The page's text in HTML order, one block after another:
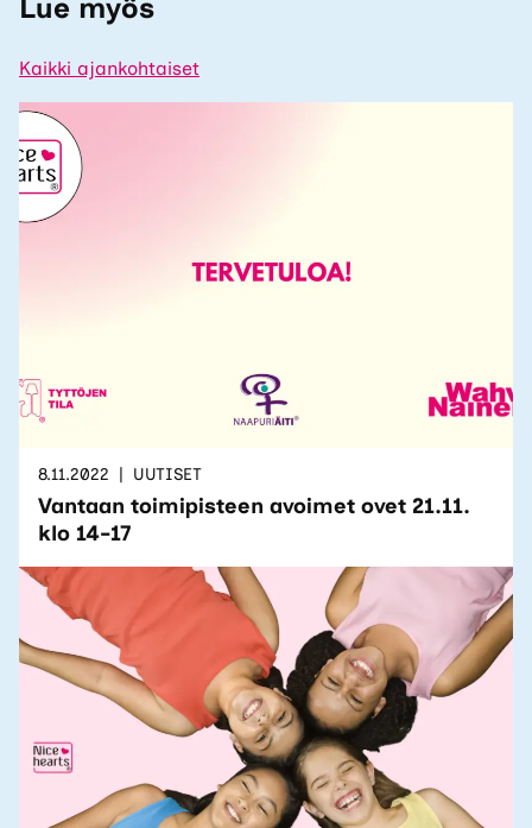
Lue myös
Kaikki ajankohtaiset
8.11.2022 UUTISET
Vantaan toimipisteen avoimet ovet 21.11.
klo 14-17